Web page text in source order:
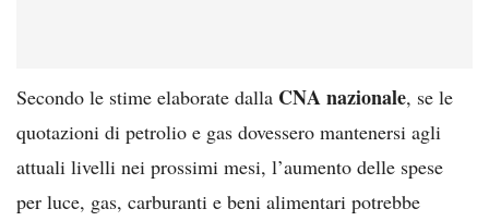
Secondo le stime elaborate dalla CNA nazionale, se le
quotazioni di petrolio e gas dovessero mantenersi agli
attuali livelli nei prossimi mesi, l’aumento delle spese
per luce, gas, carburanti e beni alimentari potrebbe